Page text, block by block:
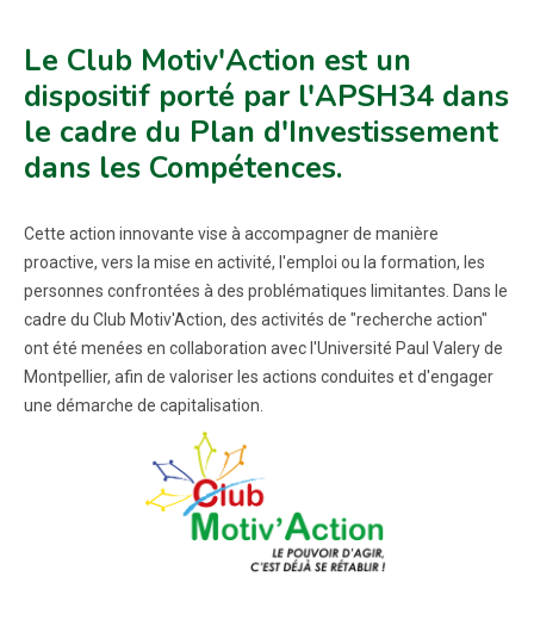
Le Club Motiv'Action est un
dispositif porté par l'APSH34 dans
le cadre du Plan d'Investissement
dans les Compétences.
Cette action innovante vise à accompagner de manière
proactive, vers la mise en activité, l'emploi ou la formation, les
personnes confrontées à des problématiques limitantes. Dans le
cadre du Club Motiv'Action, des activités de "recherche action"
ont été menées en collaboration avec l'Université Paul Valery de
Montpellier, afin de valoriser les actions conduites et d'engager
une démarche de capitalisation.